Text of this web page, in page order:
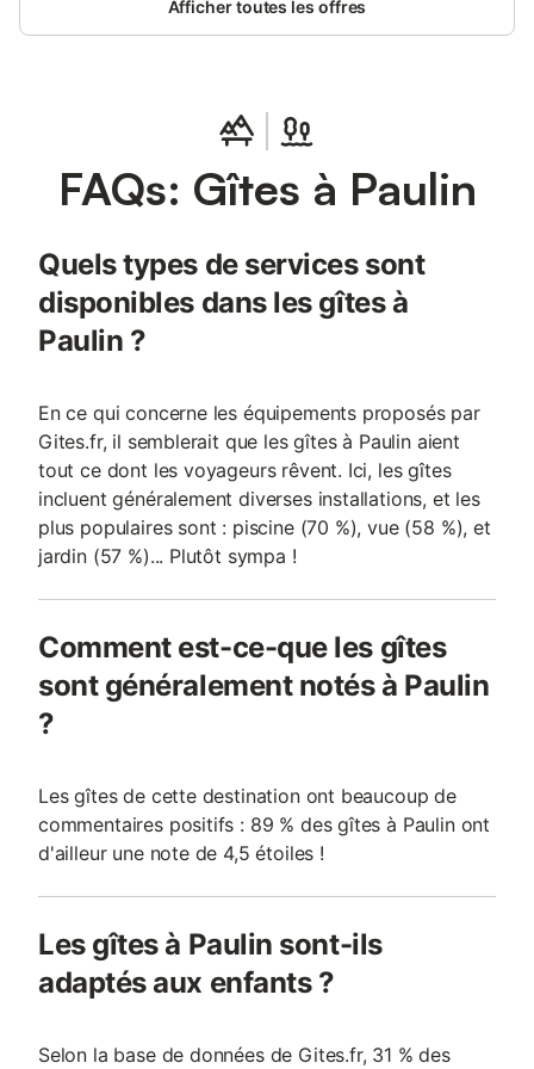
Afficher toutes les offres
FAQs: Gîtes à Paulin
Quels types de services sont
disponibles dans les gîtes à
Paulin ?
En ce qui concerne les équipements proposés par
Gites.fr, il semblerait que les gîtes à Paulin aient
tout ce dont les voyageurs rêvent. Ici, les gîtes
incluent généralement diverses installations, et les
plus populaires sont : piscine (70 %), vue (58 %), et
jardin (57 %)... Plutôt sympa !
Comment est-ce-que les gîtes
sont généralement notés à Paulin
?
Les gîtes de cette destination ont beaucoup de
commentaires positifs : 89 % des gîtes à Paulin ont
d'ailleur une note de 4,5 étoiles !
Les gîtes à Paulin sont-ils
adaptés aux enfants ?
Selon la base de données de Gites.fr, 31 % des